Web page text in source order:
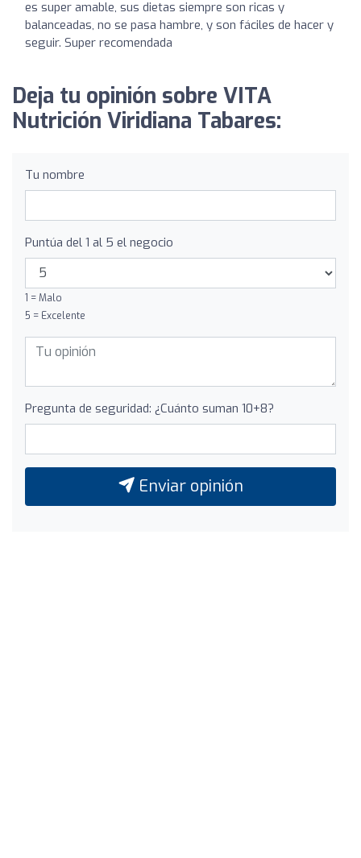
es super amable, sus dietas siempre son ricas y
balanceadas, no se pasa hambre, y son fáciles de hacer y
seguir. Super recomendada
Deja tu opinión sobre VITA
Nutrición Viridiana Tabares:
Tu nombre
Puntúa del 1 al 5 el negocio
1 = Malo
5 = Excelente
Pregunta de seguridad: ¿Cuánto suman 10+8?
Enviar opinión